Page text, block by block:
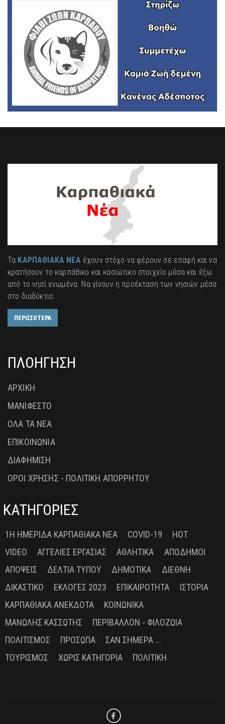
Τα ΚΑΡΠΑΘΙΑΚΑ ΝΕΑέχουν στόχο να φέρουν σε επαφή και να
κρατήσουν το καρπάθικο και κασιώτικο στοιχείο μέσα και έξω
από το νησί ενωμένα. Να γίνουν η προέκταση των νησιών μέσα
στο διαδύκτιο.
ΠΕΡΙΣΣΟΤΕΡΑ
ΠΛΟΗΓΗΣΗ
ΑΡΧΙΚΗ
ΜΑΝΙΦΕΣΤΟ
ΟΛΑ ΤΑ ΝΕΑ
ΕΠΙΚΟΙΝΩΝΙΑ
ΔΙΑΦΗΜΙΣΗ
ΟΡΟΙ ΧΡΗΣΗΣ - ΠΟΛΙΤΙΚΗ ΑΠΟΡΡΗΤΟΥ
ΚΑΤΗΓΟΡΙΕΣ
1Η ΗΜΕΡΊΔΑ ΚΑΡΠΑΘΙΑΚΆ ΝΈΑ COVID-19
HOT
VIDEO
ΑΓΓΕΛΊΕΣ ΕΡΓΑΣΊΑΣ ΑΘΛΗΤΙΚΆ
ΑΠΌΔΗΜΟΙ
ΑΠΌΨΕΙΣ
ΔΕΛΤΊΑ ΤΎΠΟΥ ΔΗΜΟΤΙΚΆ
ΔΙΕΘΝΉ
ΔΙΚΑΣΤΙΚΌ
ΕΚΛΟΓΈΣ 2023 ΕΠΙΚΑΙΡΌΤΗΤΑ
ΙΣΤΟΡΊΑ
ΚΑΡΠΑΘΙΑΚΆ ΑΝΈΚΔΟΤΑ
ΚΟΙΝΩΝΙΚΆ
ΜΑΝΏΛΗΣ ΚΑΣΣΏΤΗΣ
ΠΕΡΙΒΆΛΛΟΝ - ΦΙΛΟΖΩΊΑ
ΠΟΛΙΤΙΣΜΌΣ
ΠΡΌΣΩΠΑ
ΣΑΝ ΣΉΜΕΡΑ ...
ΤΟΥΡΙΣΜΌΣ
ΧΩΡΊΣ ΚΑΤΗΓΟΡΊΑ ΠΟΛΙΤΙΚΉ